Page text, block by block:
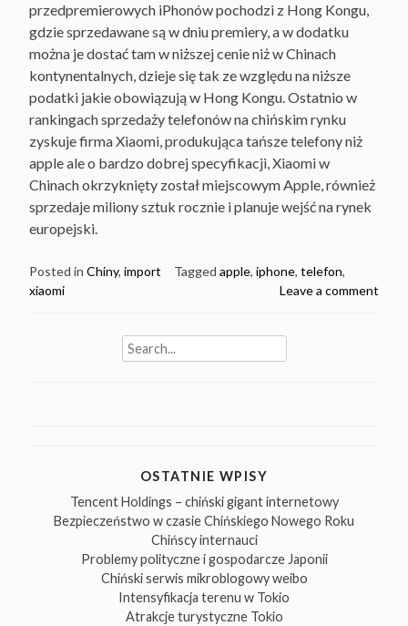
przedpremierowych iPhonów pochodzi z Hong Kongu,
gdzie sprzedawane są w dniu premiery, a w dodatku
można je dostać tam w niższej cenie niż w Chinach
kontynentalnych, dzieje się tak ze względu na niższe
podatki jakie obowiązują w Hong Kongu. Ostatnio w
rankingach sprzedaży telefonów na chińskim rynku
zyskuje firma Xiaomi, produkująca tańsze telefony niż
apple ale o bardzo dobrej specyfikacji, Xiaomi w
Chinach okrzyknięty został miejscowym Apple, również
sprzedaje miliony sztuk rocznie i planuje wejść na rynek
europejski.
Posted in Chiny, import Tagged apple, iphone, telefon,
xiaomi
Leave a comment
Search
for:
OSTATNIE WPISY
Tencent Holdings – chiński gigant internetowy
Bezpieczeństwo w czasie Chińskiego Nowego Roku
Chińscy internauci
Problemy polityczne i gospodarcze Japonii
Chiński serwis mikroblogowy weibo
Intensyfikacja terenu w Tokio
Atrakcje turystyczne Tokio